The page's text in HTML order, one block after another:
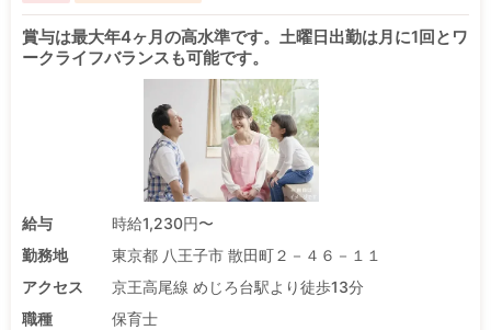
賞与は最大年4ヶ月の高水準です。土曜日出勤は月に1回とワ
ークライフバランスも可能です。
給与
時給1,230円〜
勤務地
東京都 八王子市 散田町２－４６－１１
アクセス
京王高尾線 めじろ台駅より徒歩13分
職種
保育士